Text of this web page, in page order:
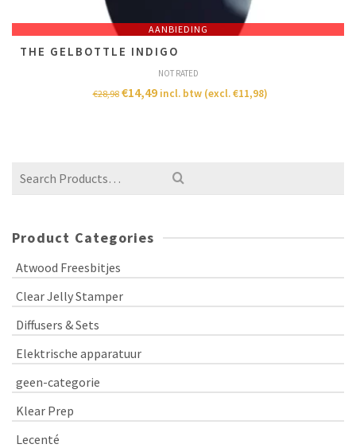
AANBIEDING
THE GELBOTTLE INDIGO
NOT RATED
€28,98 €14,49 incl. btw (excl.€11,98)
Product Categories
Atwood Freesbitjes
Clear Jelly Stamper
Diffusers & Sets
Elektrische apparatuur
geen-categorie
Klear Prep
Lecenté